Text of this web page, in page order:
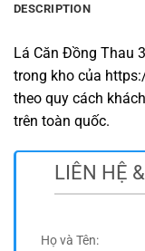
DESCRIPTION
Lá Căn Đồng Thau
trong kho của
theo quy cách
trên toàn quốc.
LIÊN HỆ
Họ và Tên: